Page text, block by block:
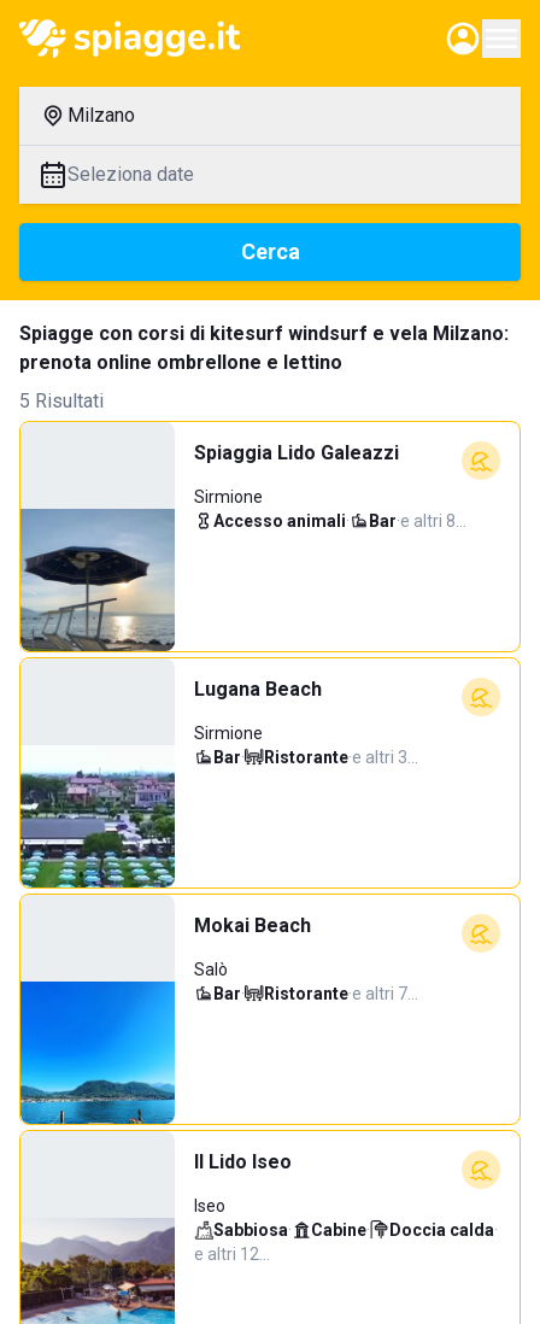
Milzano
Seleziona date
Cerca
Spiagge con corsi di kitesurf windsurf e vela Milzano:
prenota online ombrellone e lettino
5 Risultati
Spiaggia Lido Galeazzi
Sirmione
Accesso animali· Bar·e altri 8…
Lugana Beach
Sirmione
Bar· Ristorante·e altri 3…
Mokai Beach
Salò
Bar· Ristorante·e altri 7…
Il Lido Iseo
Iseo
Sabbiosa· Cabine· Doccia calda·
e altri 12…